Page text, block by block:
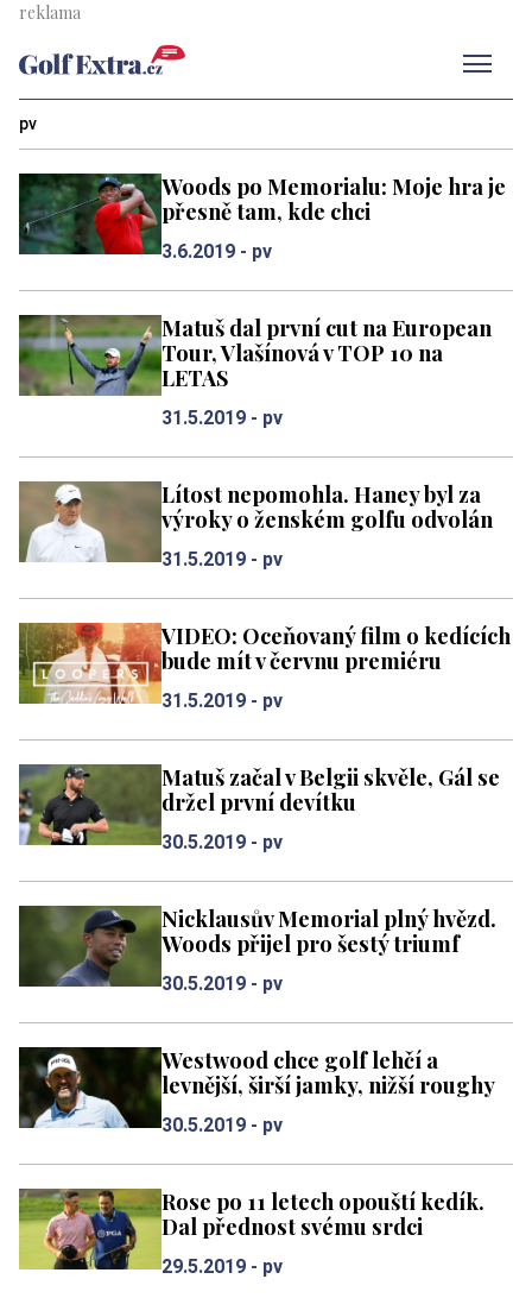
pv
Woods po Memorialu: Moje hra je
přesně tam, kde chci
3.6.2019 - pv
Matuš dal první cut na European
Tour, Vlašínová v TOP 10 na
LETAS
31.5.2019 - pv
Lítost nepomohla. Haney byl za
výroky o ženském golfu odvolán
31.5.2019 - pv
VIDEO: Oceňovaný film o kedících
bude mít v červnu premiéru
31.5.2019 - pv
Matuš začal v Belgii skvěle, Gál se
držel první devítku
30.5.2019 - pv
Nicklausův Memorial plný hvězd.
Woods přijel pro šestý triumf
30.5.2019 - pv
Westwood chce golf lehčí a
levnější, širší jamky, nižší roughy
30.5.2019 - pv
Rose po 11 letech opouští kedík.
Dal přednost svému srdci
29.5.2019 - pv